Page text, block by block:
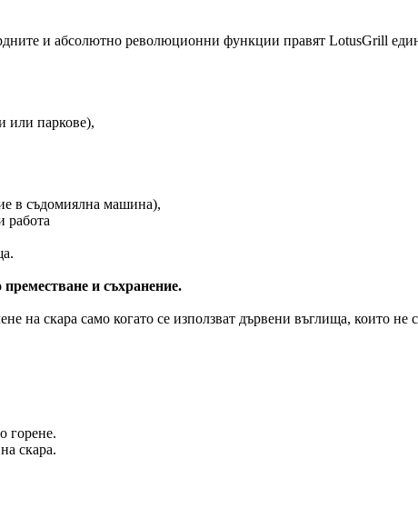
и абсолютно революционни функции правят LotusGrill
или паркове),
в съдомиялна машина),
работа
и съхранение.
на скара само когато се използват дървени въглища, които не
горене.
скара.